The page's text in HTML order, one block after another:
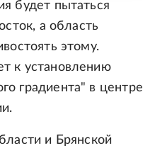
будет пытаться
а область
этому.
к установлению
градиента" в центре
и Брянской